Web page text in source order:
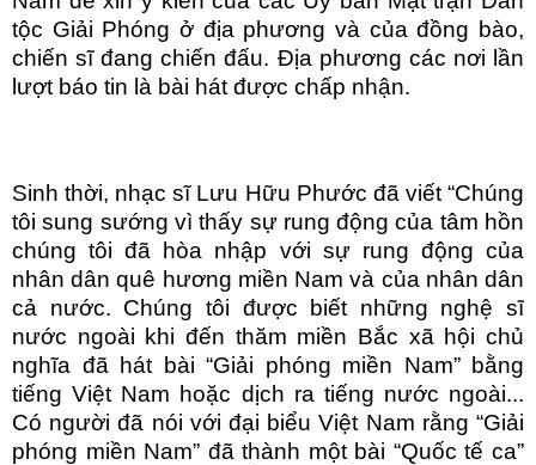
tộc Giải Phóng ở địa phương và của đồng bào,
chiến sĩ đang chiến đấu. Địa phương các nơi lần
lượt báo tin là bài hát được chấp nhận.
Sinh thời, nhạc sĩ Lưu Hữu Phước đã viết “Chúng
tôi sung sướng vì thấy sự rung động của tâm hồn
chúng tôi đã hòa nhập với sự rung động của
nhân dân quê hương miền Nam và của nhân dân
cả nước. Chúng tôi được biết những nghệ sĩ
nước ngoài khi đến thăm miền Bắc xã hội chủ
nghĩa đã hát bài “Giải phóng miền Nam” bằng
tiếng Việt Nam hoặc dịch ra tiếng nước ngoài...
Có người đã nói với đại biểu Việt Nam rằng “Giải
phóng miền Nam” đã thành một bài “Quốc tế ca”